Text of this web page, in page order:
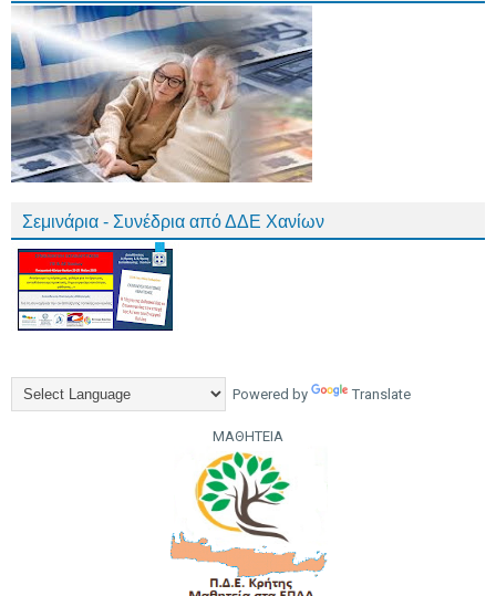
Σεμινάρια - Συνέδρια από ΔΔΕ Χανίων
Powered by Translate
ΜΑΘΗΤΕΙΑ